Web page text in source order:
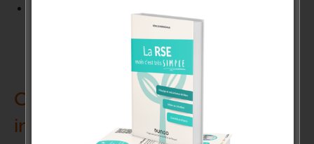
Cycle « Créer les outils de mon
image de marque »